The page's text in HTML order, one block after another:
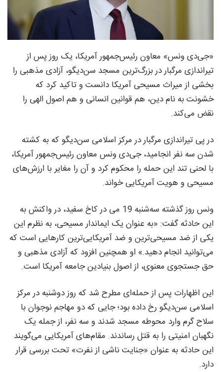
«جی‌دی ونس» معاون رئیس‌جمهور آمریکا، یک روز پس از
تیراندازی مرگبار در بزرگ‌ترین مسجد سن‌دیگو، آزادی مذهبی را
بخشی از میراث مسیحی آمریکا دانست و تاکید کرد که
خشونت به نام دین، هم قوانین انسانی و هم اصول الهی را
نقض می‌کند.
در پی تیراندازی مرگبار در مرکز اسلامی سن‌دیگو که به کشته
شدن سه نفر انجامید، جی‌دی ونس معاون رئیس‌جمهور آمریکا،
با لحنی تند این حمله را محکوم کرد و آن را مغایر با ارزش‌های
مسیحی و هویت آمریکایی خواند.
ونس روز گذشته سه‌شنبه 19 می در کاخ سفید، در واکنش به
این حادثه گفت: «به عنوان یک ایماندار مسیحی، به نظرم این
یکی از ضد مسیحی‌ترین و ضد آمریکایی‌ترین کارهایی است که
می‌توانید انجام دهید.» او همچنین افزود که آزادی مذهبی و
حق جستجوی معنوی، از اصول بنیادین جامعه آمریکا است.
این اظهارات پس از حمله‌ای مطرح شد که روز دوشنبه در مرکز
اسلامی سن‌دیگو رخ داده بود؛ جایی که دو مهاجم نوجوان با
سلاح گرم وارد محوطه مسجد شدند و سه نفر، از جمله یک
نگهبان امنیتی را به قتل رساندند. مقام‌های آمریکایی می‌گویند
این حادثه به عنوان «جنایت ناشی از نفرت» تحت بررسی قرار
دارد.